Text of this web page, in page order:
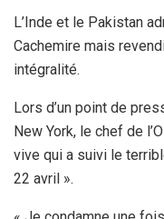
L’Inde et le Pakistan
Cachemire mais
intégralité.
Lors d’un point de
New York, le chef de
vive qui a suivi le
22 avril ».